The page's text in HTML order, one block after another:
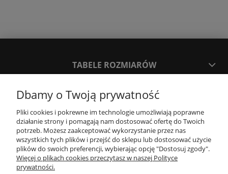
TABELE ROZMIARÓW
SPOSOBY PŁATNOŚCI ORAZ CZAS I KOSZTY DOSTAWY
KONTAKT
WYMIANA / ZWROTY / REKLAMACJE
Dbamy o Twoją prywatność
Pliki cookies i pokrewne im technologie umożliwiają poprawne
działanie strony i pomagają nam dostosować ofertę do Twoich
potrzeb. Możesz zaakceptować wykorzystanie przez nas
wszystkich tych plików i przejść do sklepu lub dostosować użycie
plików do swoich preferencji, wybierając opcję "Dostosuj zgody".
Więcej o plikach cookies przeczytasz w naszej Polityce
prywatności.